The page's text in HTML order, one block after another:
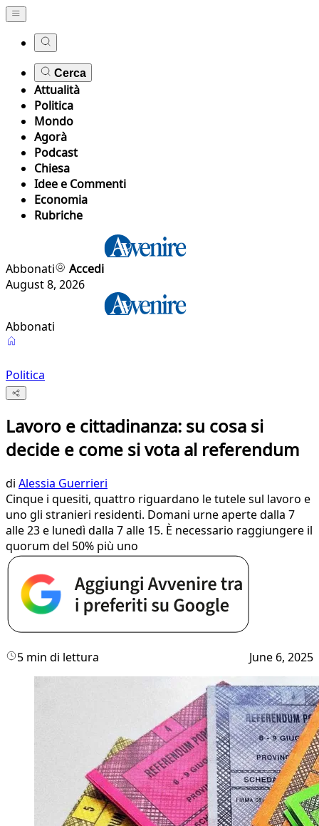
Cerca
Attualità
Politica
Mondo
Agorà
Podcast
Chiesa
Idee e Commenti
Economia
Rubriche
Abbonati
Accedi
August 8, 2026
Abbonati
Politica
Lavoro e cittadinanza: su cosa si
decide e come si vota al referendum
di Alessia Guerrieri
Cinque i quesiti, quattro riguardano le tutele sul lavoro e
uno gli stranieri residenti. Domani urne aperte dalla 7
alle 23 e lunedì dalla 7 alle 15. È necessario raggiungere il
quorum del 50% più uno
5 min di lettura June 6, 2025